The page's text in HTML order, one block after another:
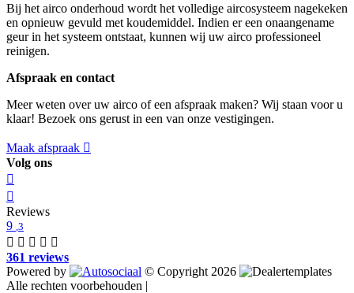
Bij het airco onderhoud wordt het volledige aircosysteem nagekeken
en opnieuw gevuld met koudemiddel. Indien er een onaangename
geur in het systeem ontstaat, kunnen wij uw airco professioneel
reinigen.
Afspraak en contact
Meer weten over uw airco of een afspraak maken? Wij staan voor u
klaar! Bezoek ons gerust in een van onze vestigingen.
Maak afspraak
Volg ons
Reviews
9 ,3
361 reviews
Powered by
© Copyright 2026
Alle rechten voorbehouden |